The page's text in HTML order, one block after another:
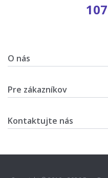
O nás
Pre zákazníkov
Kontaktujte nás